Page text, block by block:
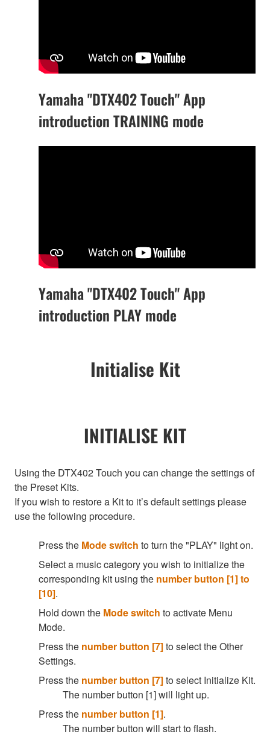
Yamaha "DTX402 Touch" App
introduction TRAINING mode
Yamaha "DTX402 Touch" App
introduction PLAY mode
Initialise Kit
INITIALISE KIT
Using the DTX402 Touch you can change the settings of
the Preset Kits.
If you wish to restore a Kit to it’s default settings please
use the following procedure.
Press the Mode switch to turn the "PLAY" light on.
Select a music category you wish to initialize the
corresponding kit using the number button [1] to
[10].
Hold down the Mode switch to activate Menu
Mode.
Press the number button [7]to select the Other
Settings.
Press the number button [7]to select Initialize Kit.
The number button [1] will light up.
Press the number button [1].
The number button will start to flash.